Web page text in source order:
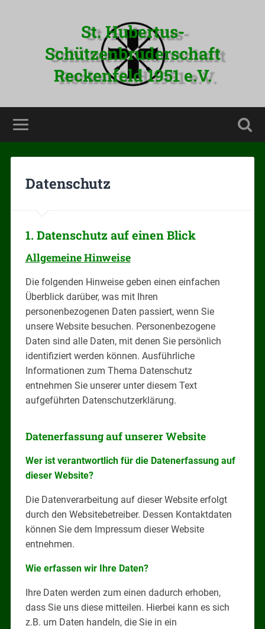
St. Hubertus-
Schützenbruderschaft
Reckenfeld 1951 e.V.
Datenschutz
1. Datenschutz auf einen Blick
Allgemeine Hinweise
Die folgenden Hinweise geben einen einfachen
Überblick darüber, was mit Ihren
personenbezogenen Daten passiert, wenn Sie
unsere Website besuchen. Personenbezogene
Daten sind alle Daten, mit denen Sie persönlich
identifiziert werden können. Ausführliche
Informationen zum Thema Datenschutz
entnehmen Sie unserer unter diesem Text
aufgeführten Datenschutzerklärung.
Datenerfassung auf unserer Website
Wer ist verantwortlich für die Datenerfassung auf
dieser Website?
Die Datenverarbeitung auf dieser Website erfolgt
durch den Websitebetreiber. Dessen Kontaktdaten
können Sie dem Impressum dieser Website
entnehmen.
Wie erfassen wir Ihre Daten?
Ihre Daten werden zum einen dadurch erhoben,
dass Sie uns diese mitteilen. Hierbei kann es sich
z.B. um Daten handeln, die Sie in ein